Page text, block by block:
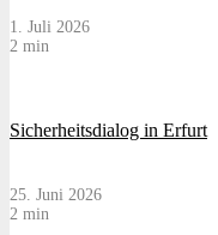
1. Juli 2026
2 min
Sicherheitsdialog in Erfurt
25. Juni 2026
2 min